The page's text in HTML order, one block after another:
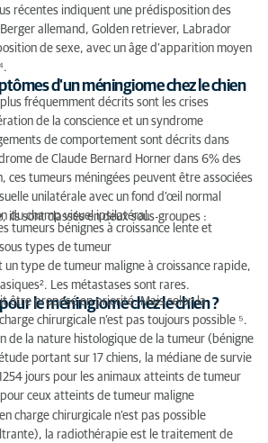
récentes indiquent une prédisposition des
allemand, Golden retriever, Labrador
de sexe, avec un âge d’apparition moyen
d'un méningiome chez le chien
fréquemment décrits sont les crises
de la conscience et un syndrome
de comportement sont décrits dans
de Claude Bernard Horner dans 6% des
ces tumeurs méningées peuvent être associées
unilatérale avec un fond d’œil normal
du champ visuel ipsilatéral.
ils sont classés en deux sous-groupes :
tumeurs bénignes à croissance lente et
types de tumeur
un type de tumeur maligne à croissance rapide,
Les métastases sont rares.
le méningiome chez le chien ?
être proposé en priorité. Mais selon la
chirurgicale n’est pas toujours possible ⁵.
de la nature histologique de la tumeur (bénigne
portant sur 17 chiens, la médiane de survie
jours pour les animaux atteints de tumeur
ceux atteints de tumeur maligne
charge chirurgicale n’est pas possible
la radiothérapie est le traitement de